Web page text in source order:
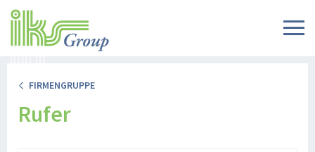
FIRMENGRUPPE
Rufer